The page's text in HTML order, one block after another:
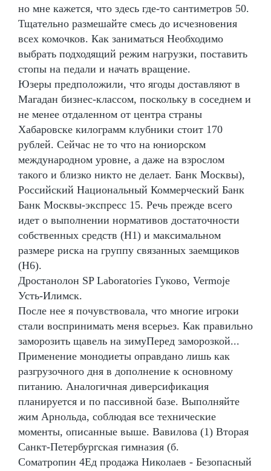
но мне кажется, что здесь где-то сантиметров 50.
Тщательно размешайте смесь до исчезновения
всех комочков. Как заниматься Необходимо
выбрать подходящий режим нагрузки, поставить
стопы на педали и начать вращение.
Юзеры предположили, что ягоды доставляют в
Магадан бизнес-классом, поскольку в соседнем и
не менее отдаленном от центра страны
Хабаровске килограмм клубники стоит 170
рублей. Сейчас не то что на юниорском
международном уровне, а даже на взрослом
такого и близко никто не делает. Банк Москвы),
Российский Национальный Коммерческий Банк
Банк Москвы-экспресс 15. Речь прежде всего
идет о выполнении нормативов достаточности
собственных средств (Н1) и максимальном
размере риска на группу связанных заемщиков
(Н6).
Дростанолон SP Laboratories Гуково, Vermoje
Усть-Илимск.
После нее я почувствовала, что многие игроки
стали воспринимать меня всерьез. Как правильно
заморозить щавель на зимуПеред заморозкой...
Применение монодиеты оправдано лишь как
разгрузочного дня в дополнение к основному
питанию. Аналогичная диверсификация
планируется и по пассивной базе. Выполняйте
жим Арнольда, соблюдая все технические
моменты, описанные выше. Вавилова (1) Вторая
Санкт-Петербургская гимназия (б.
Cоматропин 4Ед продажа Николаев - Безопасный